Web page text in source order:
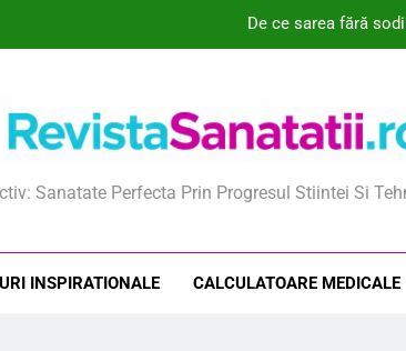
De ce sarea fără
Ce este un deodorant natural
Sanatatii
Sanatate Perfecta Prin Progresul Stiintei Si
INSPIRATIONALE CALCULATOARE MEDICALE